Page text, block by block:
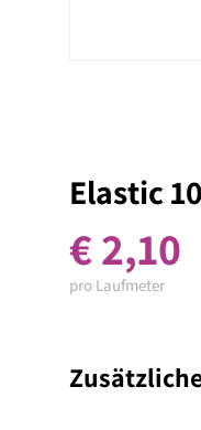
Elastic
€2,10
pro Laufmeter